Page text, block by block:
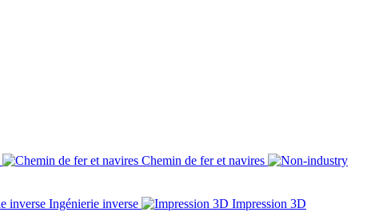
Chemin de fer et navires
Ingénierie inverse
Impression 3D